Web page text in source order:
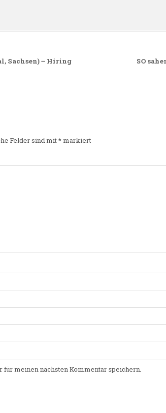
SO
Sachsen) – Hiring
Felder sind mit* markiert
meinen nächsten Kommentar speichern.